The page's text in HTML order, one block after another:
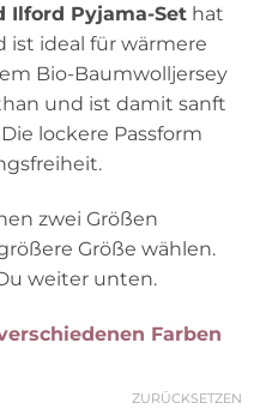
Ilford Pyjama-Set hat
ist ideal für wärmere
Bio-Baumwolljersey
und ist damit sanft
lockere Passform
zwei Größen
Größe wählen.
weiter unten.
Farben
ZURÜCKSETZEN